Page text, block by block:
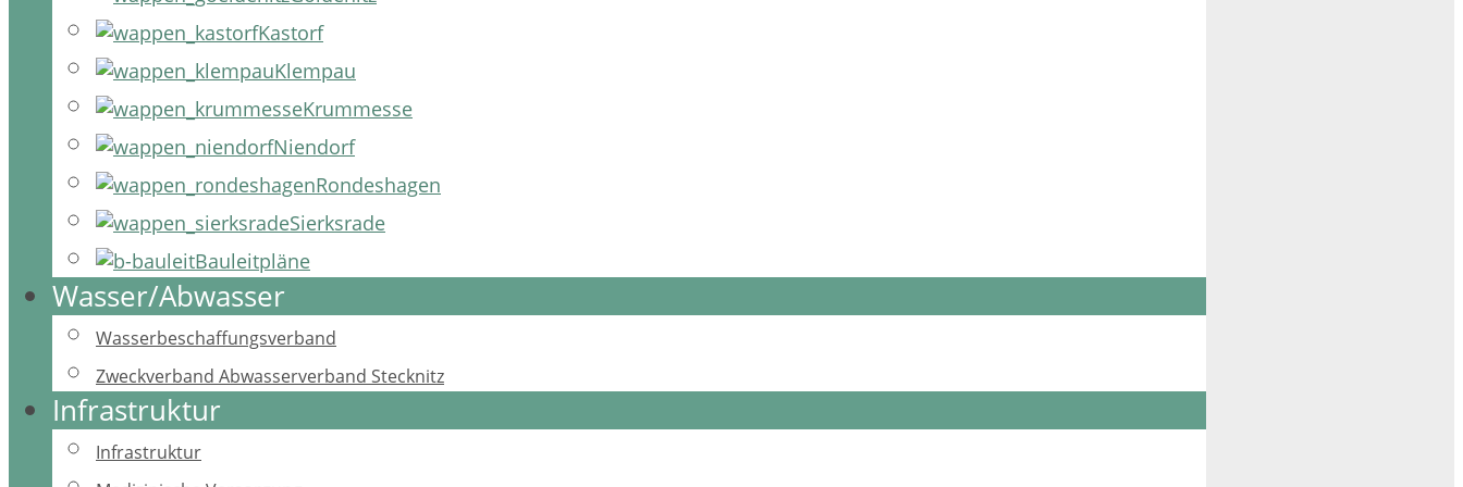
Kastorf
Klempau
Krummesse
Niendorf
Rondeshagen
Sierksrade
Bauleitpläne
Wasser/Abwasser
Wasserbeschaffungsverband
Zweckverband Abwasserverband Stecknitz
Infrastruktur
Infrastruktur